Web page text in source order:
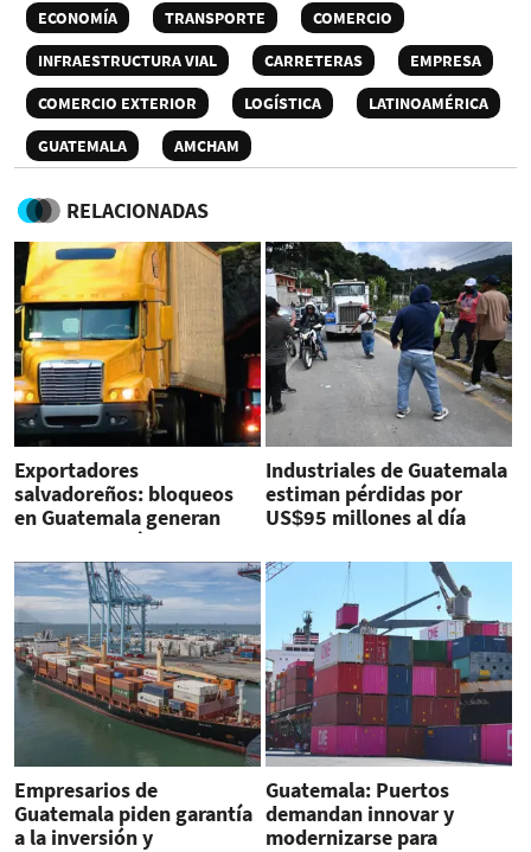
ECONOMÍA TRANSPORTE
COMERCIO
INFRAESTRUCTURA VIAL
CARRETERAS
EMPRESA
COMERCIO EXTERIOR
LOGÍSTICA
LATINOAMÉRICA
GUATEMALA
AMCHAM
RELACIONADAS
Exportadores
salvadoreños: bloqueos
en Guatemala generan
problemas críticos para el
comercio internacional
Industriales de Guatemala
estiman pérdidas por
US$95 millones al día
Empresarios de
Guatemala piden garantía
a la inversión y
Guatemala: Puertos
demandan innovar y
modernizarse para